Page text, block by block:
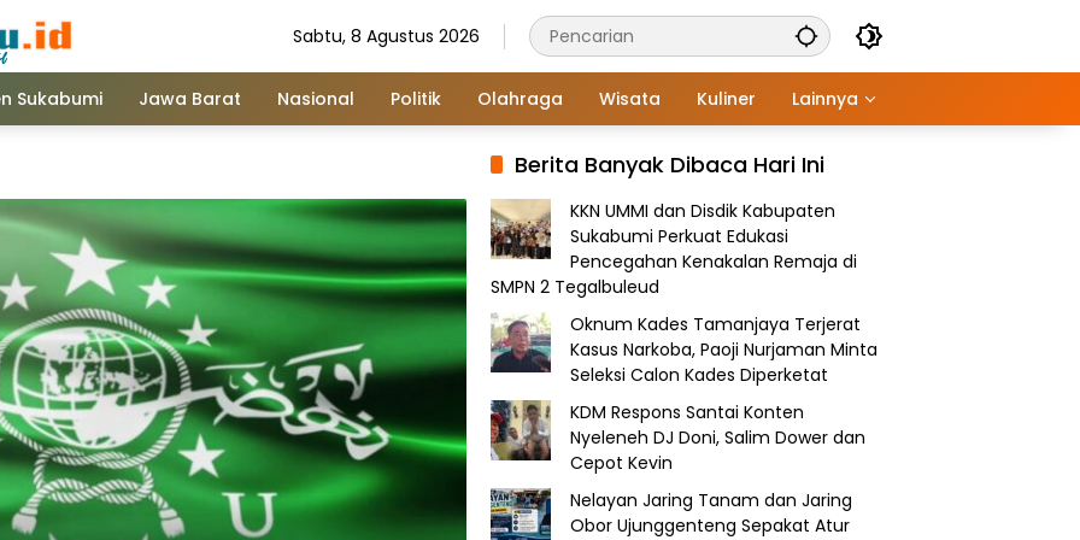
Sabtu, 8 Agustus 2026
Sukabumi Jawa Barat Nasional Politik Olahraga Wisata Kuliner Lainnya
Berita Banyak Dibaca Hari Ini
KKN UMMI dan Disdik Kabupaten
Sukabumi Perkuat Edukasi
Pencegahan Kenakalan Remaja di
SMPN 2 Tegalbuleud
Oknum Kades Tamanjaya Terjerat
Kasus Narkoba, Paoji Nurjaman Minta
Seleksi Calon Kades Diperketat
KDM Respons Santai Konten
Nyeleneh DJ Doni, Salim Dower dan
Cepot Kevin
Nelayan Jaring Tanam dan Jaring
Obor Ujunggenteng Sepakat Atur